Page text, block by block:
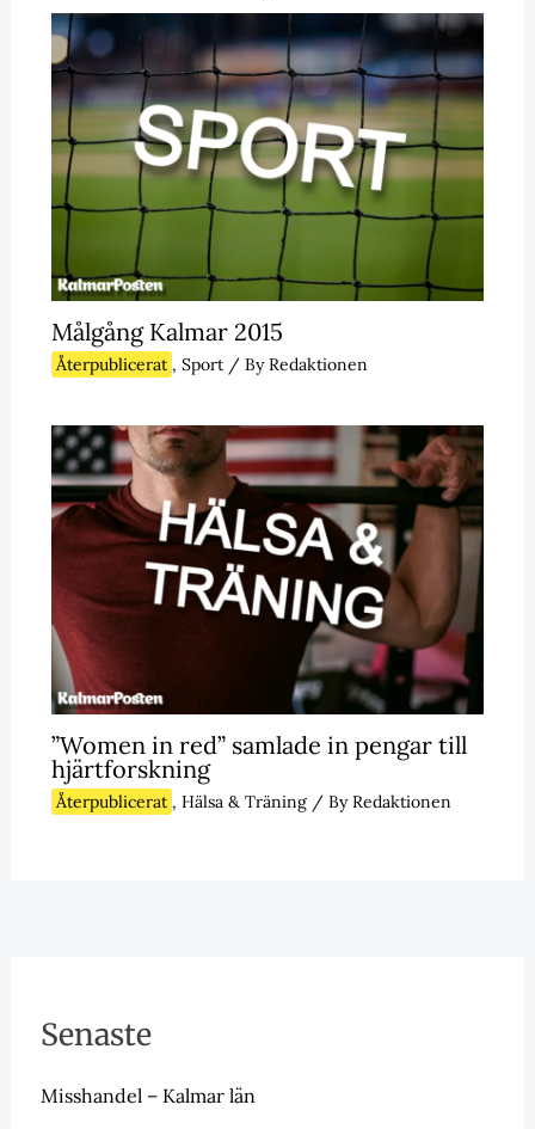
Målgång Kalmar 2015
Återpublicerat , Sport/ ByRedaktionen
”Women in red” samlade in pengar till
hjärtforskning
Återpublicerat , Hälsa & Träning/ ByRedaktionen
Senaste
Misshandel – Kalmar län